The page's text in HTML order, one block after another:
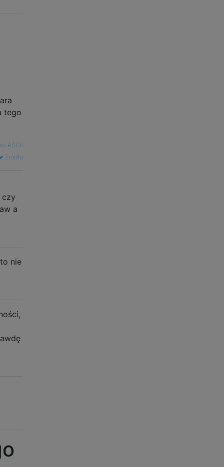
tego
ASCII
źródło
czy
a
nie